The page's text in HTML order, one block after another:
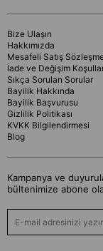
Bize Ulaşın
Hakkımızda
Mesafeli Satış
İade ve Değişim
Sıkça Sorulan Sorular
Bayilik Hakkında
Bayilik Başvurusu
Gizlilik Politikası
KVKK Bilgilendirmesi
Blog
Kampanya ve
bültenimize abone